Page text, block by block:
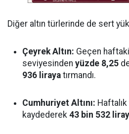
Diğer altın türlerinde de sert
Çeyrek Altın: Geçen
seviyesinden yüzde 8,25
936 liraya tırmandı.
Cumhuriyet Altını: Haftalık
kaydederek 43 bin 532